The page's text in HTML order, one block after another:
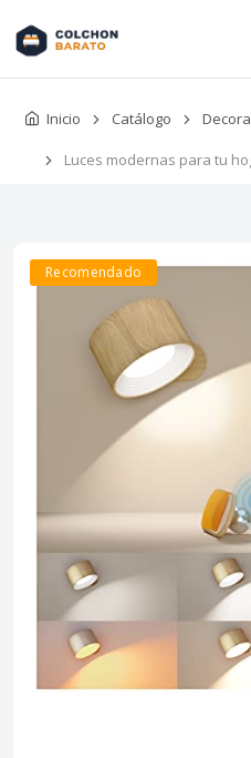
Inicio Catálogo
Luces modernas para tu
Recomendado